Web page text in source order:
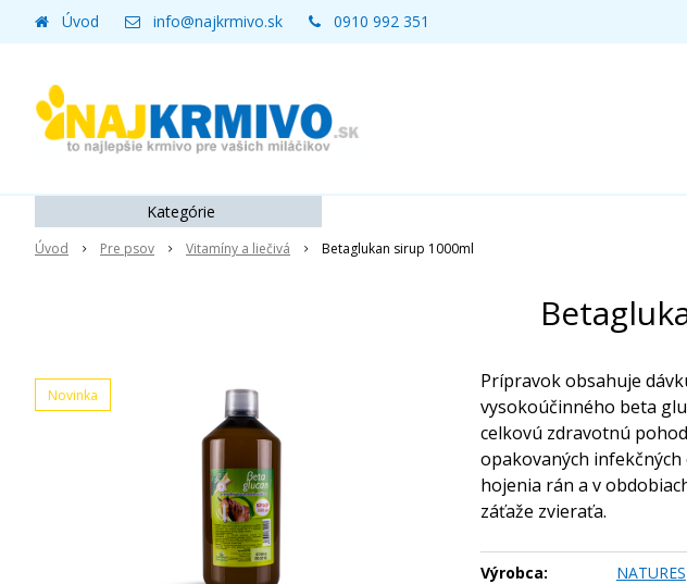
Úvod info@najkrmivo.sk 0910 992 351
Úvod Pre psov Vitamíny a liečivá Betaglukan sirup 1000ml
Novinka
Prípravok obsahuje
vysokoúčinného beta
celkovú zdravotnú
opakovaných
hojenia rán a v
záťaže zvieraťa.
Výrobca:
NATURES
Kategórie